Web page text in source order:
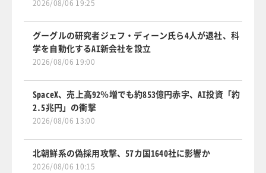
2026/08/06 19:25
グーグルの研究者ジェフ・ディーン氏ら4人が退社、科
学を自動化するAI新会社を設立
2026/08/06 19:00
SpaceX、売上高92％増でも約853億円赤字、AI投資「約
2.5兆円」の衝撃
2026/08/06 13:00
北朝鮮系の偽採用攻撃、57カ国1640社に影響か
2026/08/06 10:15